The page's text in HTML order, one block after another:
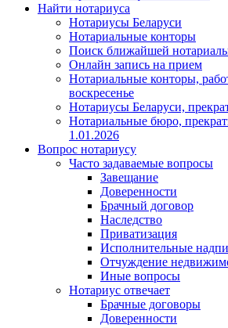
Найти нотариуса
Нотариусы Беларуси
Нотариальные конторы
Поиск ближайшей
Онлайн запись на прием
Нотариальные конторы,
воскресенье
Нотариусы Беларуси,
Нотариальные бюро,
1.01.2026
Вопрос нотариусу
Часто задаваемые вопросы
Завещание
Доверенности
Брачный договор
Наследство
Приватизация
Исполнительные
Отчуждение
Иные вопросы
Нотариус отвечает
Брачные договоры
Доверенности